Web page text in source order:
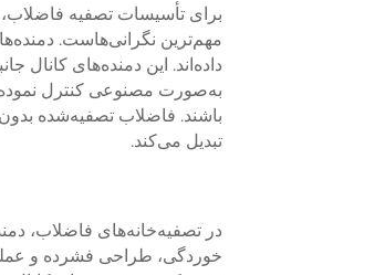
برای تأسیسات تصفیه
داده‌اند. این دمنده‌های
به‌صورت مصنوعی کنترل نموده
باشند. فاضلاب تصفیه‌شده
تبدیل می‌کند.
در تصفیه‌خانه‌های فاضلاب،
خوردگی، طراحی فشرده و